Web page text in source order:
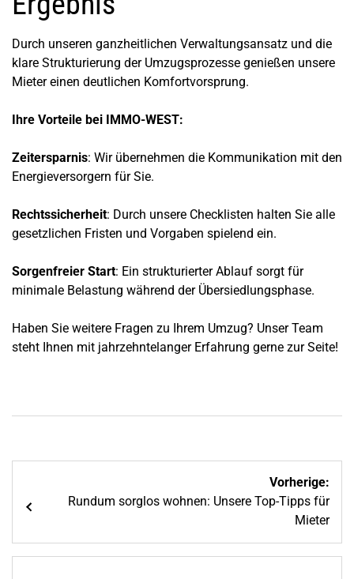
Durch unseren ganzheitlichen Verwaltungsansatz und die
klare Strukturierung der Umzugsprozesse genießen unsere
Mieter einen deutlichen Komfortvorsprung.
Ihre Vorteile bei IMMO-WEST:
Zeitersparnis: Wir übernehmen die Kommunikation mit den
Energieversorgern für Sie.
Rechtssicherheit: Durch unsere Checklisten halten Sie alle
gesetzlichen Fristen und Vorgaben spielend ein.
Sorgenfreier Start: Ein strukturierter Ablauf sorgt für
minimale Belastung während der Übersiedlungsphase.
Haben Sie weitere Fragen zu Ihrem Umzug? Unser Team
steht Ihnen mit jahrzehntelanger Erfahrung gerne zur Seite!
Beitragsnavigation
Vorherige:
Rundum sorglos wohnen: Unsere Top-Tipps für
Mieter